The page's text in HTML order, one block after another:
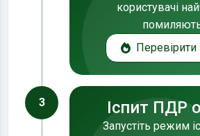
користувачі
Перевірити
3 Іспит ПДР
Запустіть режим